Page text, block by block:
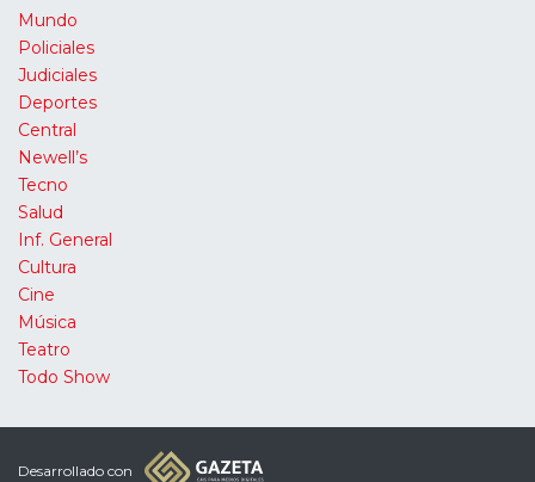
Mundo
Policiales
Judiciales
Deportes
Central
Newell’s
Tecno
Salud
Inf. General
Cultura
Cine
Música
Teatro
Todo Show
Desarrollado con